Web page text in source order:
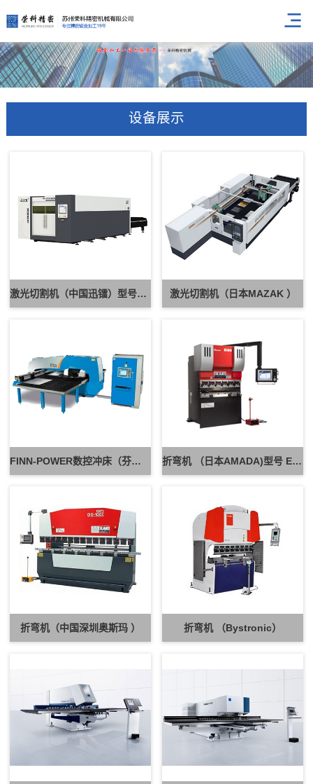
设备展示
激光切割机（中国迅镭）型号QL-FCP 4020D 激光切割机（日本MAZAK ）
FINN-POWER数控冲床（芬兰）型号C6 折弯机 （日本AMADA)型号 ES-3613
折弯机（中国深圳奥斯玛 ） 折弯机 （Bystronic）